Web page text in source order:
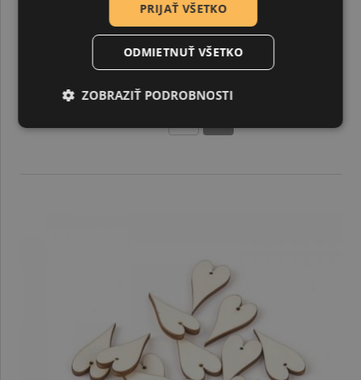
Drevené ozdoby, srdiečko veľké 330
PRIJAŤ VŠETKO
ODMIETNUŤ VŠETKO
ZOBRAZIŤ PODROBNOSTI